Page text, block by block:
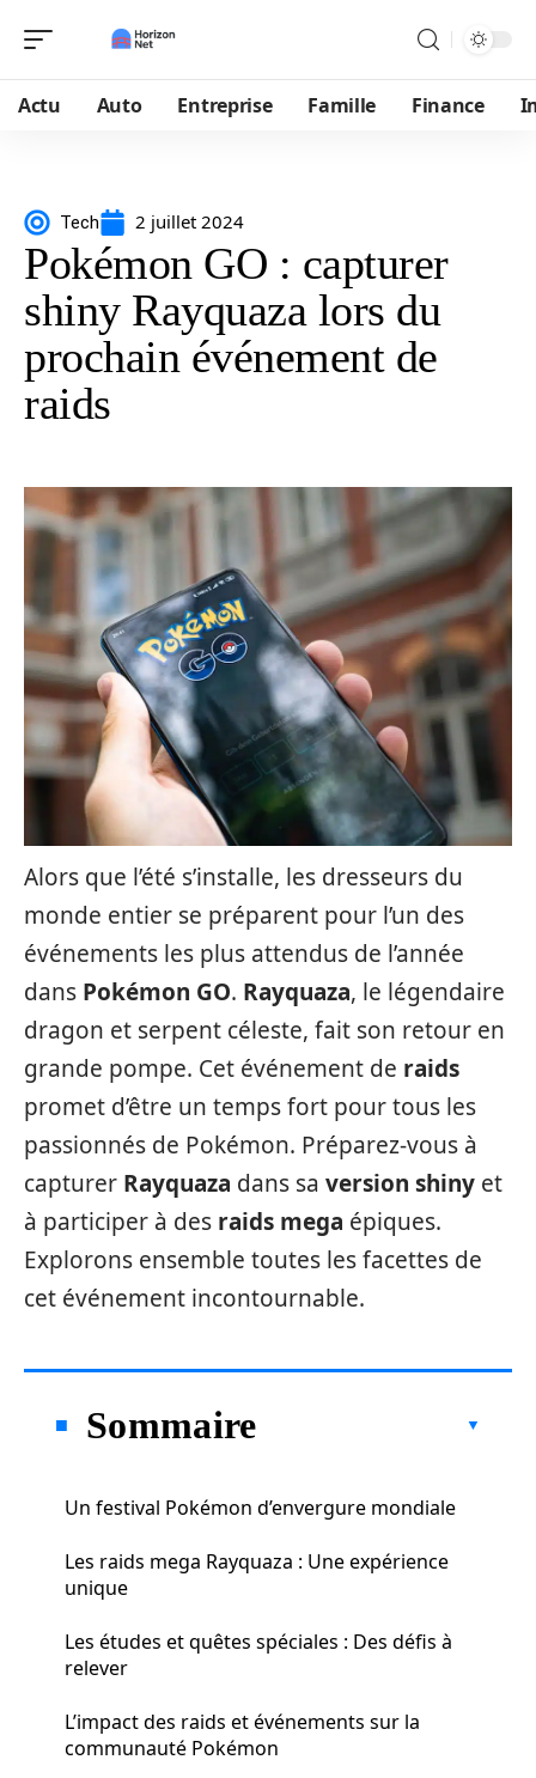
Actu Auto Entreprise Famille Finance
Tech 2 juillet 2024
Pokémon GO : capturer
shiny Rayquaza lors du
prochain événement de
raids
Alors que l’été s’installe, les dresseurs du
monde entier se préparent pour l’un des
événements les plus attendus de l’année
dans Pokémon GO. Rayquaza, le légendaire
dragon et serpent céleste, fait son retour en
grande pompe. Cet événement de raids
promet d’être un temps fort pour tous les
passionnés de Pokémon. Préparez-vous à
capturer Rayquaza dans sa version shiny et
à participer à des raids mega épiques.
Explorons ensemble toutes les facettes de
cet événement incontournable.
Sommaire
Un festival Pokémon d’envergure mondiale
Les raids mega Rayquaza : Une expérience
unique
Les études et quêtes spéciales : Des défis à
relever
L’impact des raids et événements sur la
communauté Pokémon